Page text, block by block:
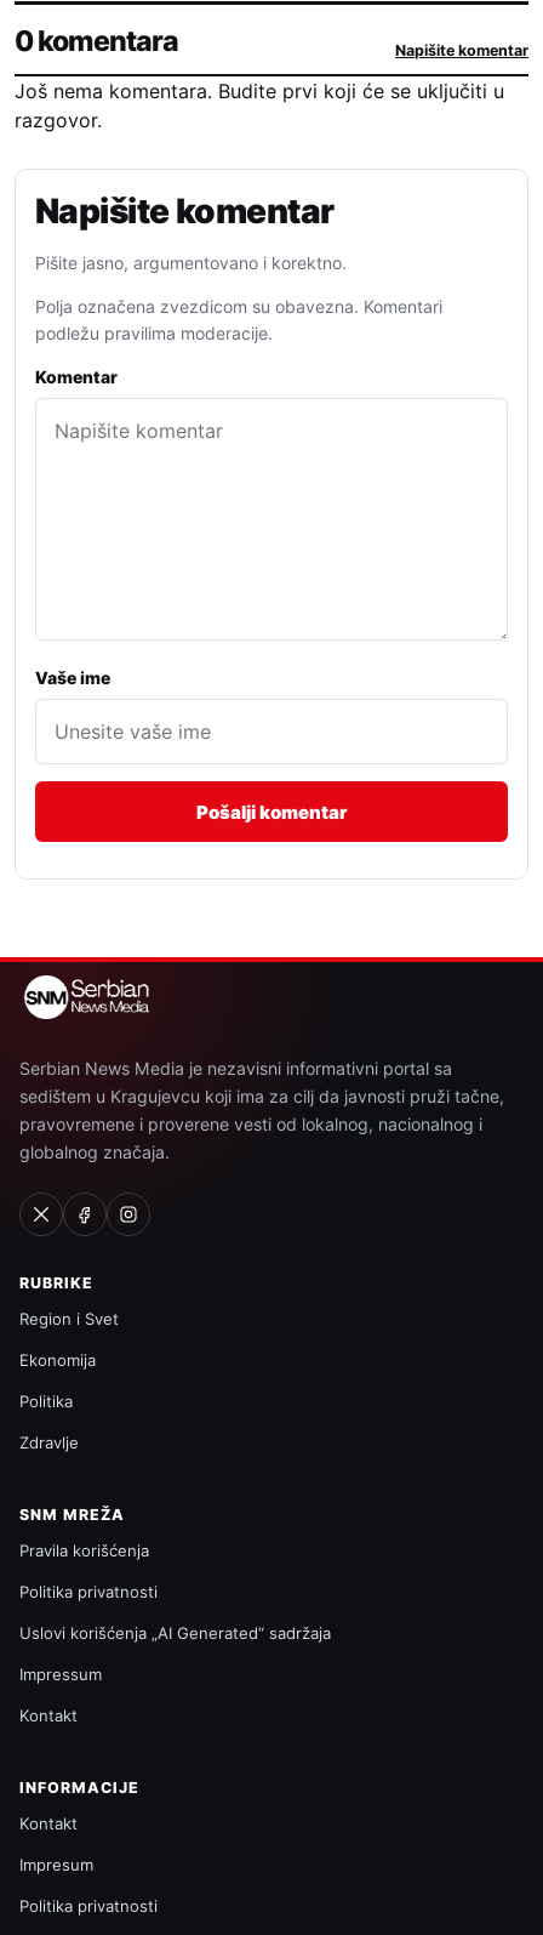
0 komentara Napišite komentar
Još nema komentara. Budite prvi koji će se uključiti u
razgovor.
Napišite komentar
Pišite jasno, argumentovano i korektno.
Polja označena zvezdicom su obavezna. Komentari
podležu pravilima moderacije.
Komentar
Vaše ime
Serbian News Media je nezavisni informativni portal sa
sedištem u Kragujevcu koji ima za cilj da javnosti pruži tačne,
pravovremene i proverene vesti od lokalnog, nacionalnog i
globalnog značaja.
RUBRIKE
Region i Svet
Ekonomija
Politika
Zdravlje
SNM MREŽA
Pravila korišćenja
Politika privatnosti
Uslovi korišćenja „AI Generated“ sadržaja
Impressum
Kontakt
INFORMACIJE
Kontakt
Impresum
Politika privatnosti